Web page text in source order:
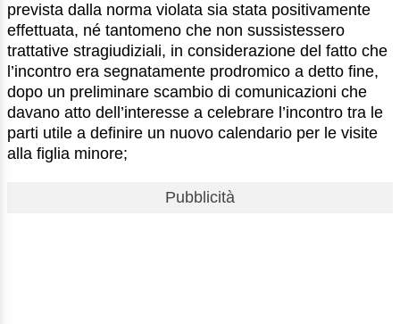
prevista dalla norma violata sia stata positivamente
effettuata, né tantomeno che non sussistessero
trattative stragiudiziali, in considerazione del fatto che
l’incontro era segnatamente prodromico a detto fine,
dopo un preliminare scambio di comunicazioni che
davano atto dell’interesse a celebrare l’incontro tra le
parti utile a definire un nuovo calendario per le visite
alla figlia minore;
Pubblicità